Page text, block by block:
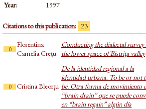
Year:
1997
Citations to this publication: 23
0
Florentina
Camelia Crețu
Conducting the dialectal survey
the lower space of Bistrița valley
0 Cristina Bleorțu
De la identidad regional a la
identidad urbana. To be or not
be. Otra forma de movimiento
“brain drain” que se puede
en “brain regain” algún día